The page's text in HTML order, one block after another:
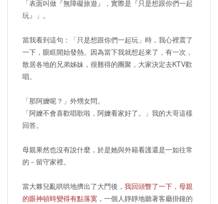
「表面叫做『無障礙旅遊』，實際是『只是想跟你們一起
玩』」。
當我看到這句：「只是想跟你們一起玩」時，我心裡震了
一下，眼眶開始發熱。因為當下我就想起來了，有一次，
散居各地的兄弟姊妹，很難得的團聚，大家決定去KTV歡
唱。
「那阿嬤呢？」外甥女問。
「阿嬤不會喜歡唱歌啦，阿嬤看家好了。」我的大哥這樣
回答。
母親果然也沒有說什麼，於是她與外籍看護還是一如往常
的－留守家裡。
當大夥兒亂哄哄地擠出了大門後， 我回頭瞥了一下，母親
的眼神頓時變得有點落寞 ，一個人靜靜地聽著客廳掛鐘的